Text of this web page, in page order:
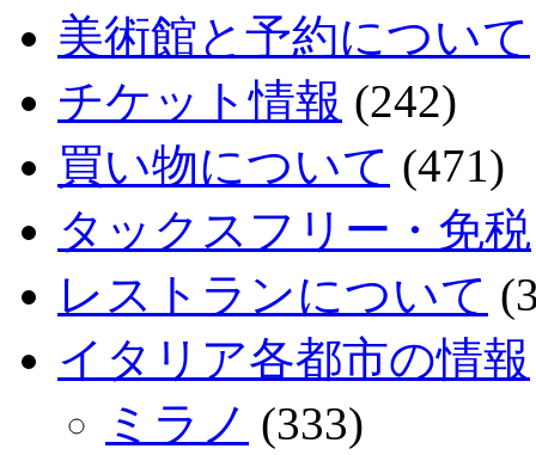
美術館と予約について
チケット情報 (242)
買い物について (471)
タックスフリー・免税
レストランについて
イタリア各都市の情報
ミラノ (333)